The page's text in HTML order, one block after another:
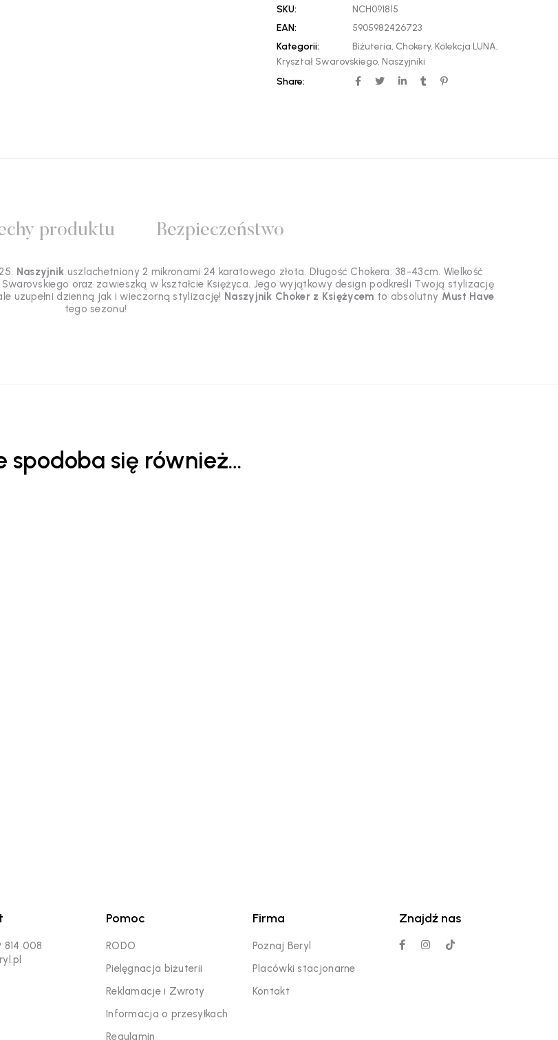
SKU:
NCH091815
EAN:
5905982426723
Kategorii:
Biżuteria, Chokery, Kolekcja LUNA,
Kryształ Swarovskiego, Naszyjniki
Share:
produktu Bezpieczeństwo
Naszyjnik uszlachetniony 2 mikronami 24 karatowego złota. Długość Chokera: 38-43cm. Wielkość
oraz zawieszką w kształcie Księżyca. Jego wyjątkowy design podkreśli Twoją stylizację
uzupełni dzienną jak i wieczorną stylizację! Naszyjnik Choker z Księżycem to absolutny Must Have
tego sezonu!
spodoba się również…
008
Pomoc
RODO
Pielęgnacja biżuterii
Reklamacje i Zwroty
Informacja o przesyłkach
Regulamin
Firma
Poznaj Beryl
Placówki stacjonarne
Kontakt
Znajdź nas